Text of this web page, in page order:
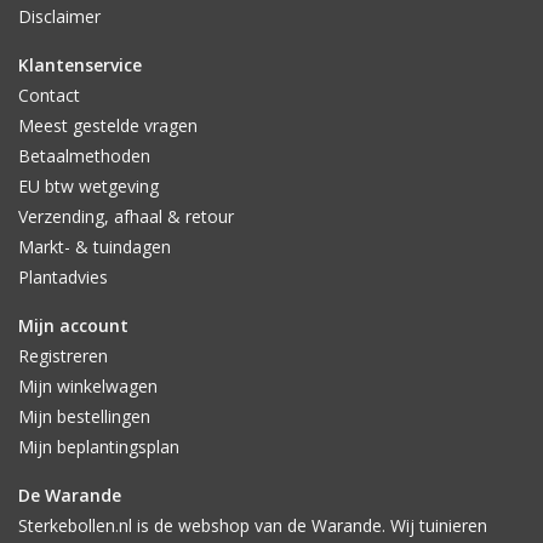
Disclaimer
Klantenservice
Contact
Meest gestelde vragen
Betaalmethoden
EU btw wetgeving
Verzending, afhaal & retour
Markt- & tuindagen
Plantadvies
Mijn account
Registreren
Mijn winkelwagen
Mijn bestellingen
Mijn beplantingsplan
De Warande
Sterkebollen.nl is de webshop van de Warande. Wij tuinieren